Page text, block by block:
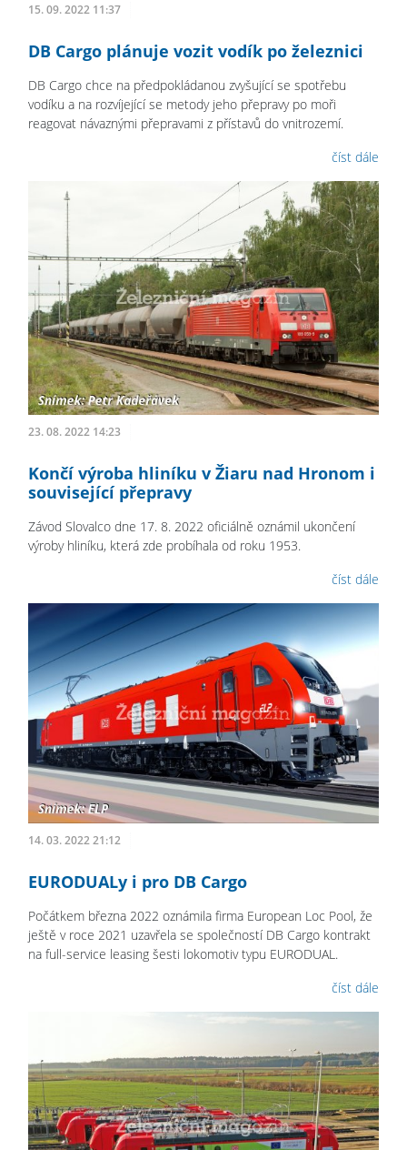
15. 09. 2022 11:37
DB Cargo plánuje vozit vodík po železnici
DB Cargo chce na předpokládanou zvyšující se spotřebu
vodíku a na rozvíjející se metody jeho přepravy po moři
reagovat návaznými přepravami z přístavů do vnitrozemí.
číst dále
23. 08. 2022 14:23
Končí výroba hliníku v Žiaru nad Hronom i
související přepravy
Závod Slovalco dne 17. 8. 2022 oficiálně oznámil ukončení
výroby hliníku, která zde probíhala od roku 1953.
číst dále
14. 03. 2022 21:12
EURODUALy i pro DB Cargo
Počátkem března 2022 oznámila firma European Loc Pool, že
ještě v roce 2021 uzavřela se společností DB Cargo kontrakt
na full-service leasing šesti lokomotiv typu EURODUAL.
číst dále